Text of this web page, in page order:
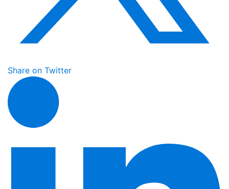
Share on Twitter